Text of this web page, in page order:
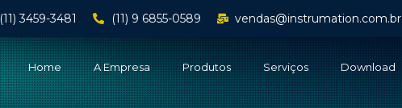
(11) 3459-3481 (11) 9 6855-0589 vendas@instrumation.com.br
Home A Empresa Produtos Serviços Download